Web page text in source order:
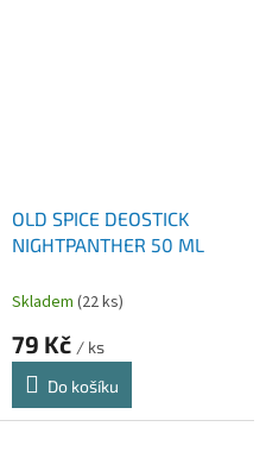
OLD SPICE DEOSTICK
NIGHTPANTHER 50 ML
Skladem (22 ks)
79 Kč / ks
Do košíku